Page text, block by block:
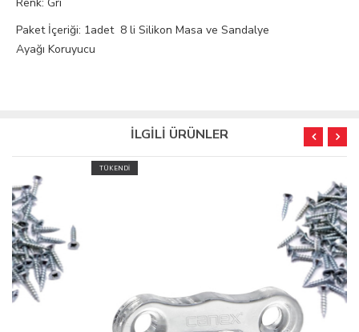
Paket İçeriği: 1adet 8 li Silikon Masa ve Sandalye
Ayağı Koruyucu
İLGİLİ ÜRÜNLER